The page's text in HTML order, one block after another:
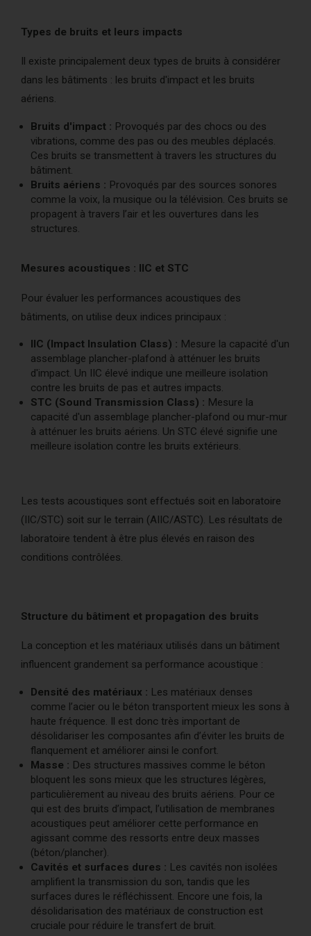
Types de bruits et leurs impacts
Il existe principalement deux types de bruits à considérer
dans les bâtiments : les bruits d'impact et les bruits
aériens.
Bruits d'impact : Provoqués par des chocs ou des
vibrations, comme des pas ou des meubles déplacés.
Ces bruits se transmettent à travers les structures du
bâtiment.
Bruits aériens : Provoqués par des sources sonores
comme la voix, la musique ou la télévision. Ces bruits se
propagent à travers l’air et les ouvertures dans les
structures.
Mesures acoustiques : IIC et STC
Pour évaluer les performances acoustiques des
bâtiments, on utilise deux indices principaux :
IIC (Impact Insulation Class) : Mesure la capacité d'un
assemblage plancher-plafond à atténuer les bruits
d'impact. Un IIC élevé indique une meilleure isolation
contre les bruits de pas et autres impacts.
STC (Sound Transmission Class) : Mesure la
capacité d'un assemblage plancher-plafond ou mur-mur
à atténuer les bruits aériens. Un STC élevé signifie une
meilleure isolation contre les bruits extérieurs.
Les tests acoustiques sont effectués soit en laboratoire
(IIC/STC) soit sur le terrain (AIIC/ASTC). Les résultats de
laboratoire tendent à être plus élevés en raison des
conditions contrôlées.
Structure du bâtiment et propagation des bruits
La conception et les matériaux utilisés dans un bâtiment
influencent grandement sa performance acoustique :
Densité des matériaux : Les matériaux denses
comme l’acier ou le béton transportent mieux les sons à
haute fréquence. Il est donc très important de
désolidariser les composantes afin d’éviter les bruits de
flanquement et améliorer ainsi le confort.
Masse : Des structures massives comme le béton
bloquent les sons mieux que les structures légères,
particulièrement au niveau des bruits aériens. Pour ce
qui est des bruits d’impact, l’utilisation de membranes
acoustiques peut améliorer cette performance en
agissant comme des ressorts entre deux masses
(béton/plancher).
Cavités et surfaces dures : Les cavités non isolées
amplifient la transmission du son, tandis que les
surfaces dures le réfléchissent. Encore une fois, la
désolidarisation des matériaux de construction est
cruciale pour réduire le transfert de bruit.